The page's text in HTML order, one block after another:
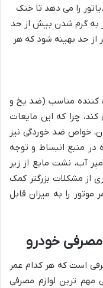
را می دهد تا خنک
به گرم شدن بیش از حد
از حد بهینه شود که هر
کننده مناسب (ضد یخ و
چرا که این مایعات
خواص ضد خوردگی نیز
منبع انبساط و توجه
آب، نشت مایع از زیر
از مشکلات بزرگتر کمک
را به میزان قابل
مصرفی خودرو
است که هر کدام عمر
ترین لوازم مصرفی